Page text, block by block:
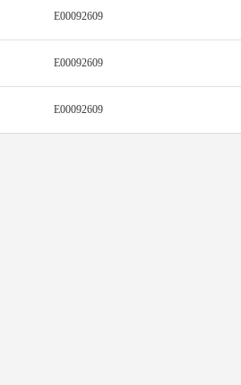
E00092609
E00092609
E00092609